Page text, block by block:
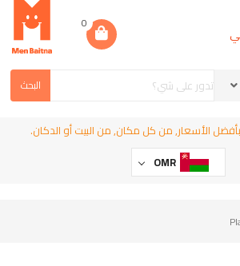
0
البحث
الأسعار, من كل مكان, من البيت أو الدكان.
OMR